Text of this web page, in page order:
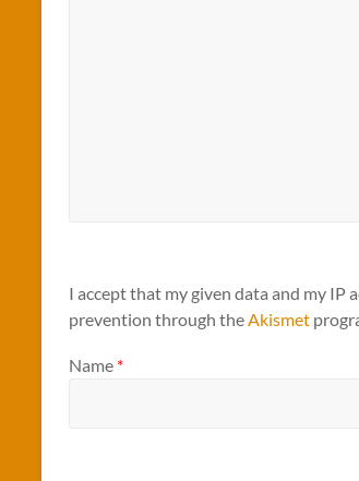
I accept that my given data and my IP
prevention through theAkismet
Name *